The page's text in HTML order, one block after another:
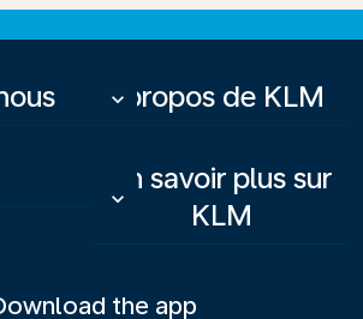
À propos de KLM
keyboard_arrow_down
En savoir plus sur
KLM
keyboard_arrow_down
the app